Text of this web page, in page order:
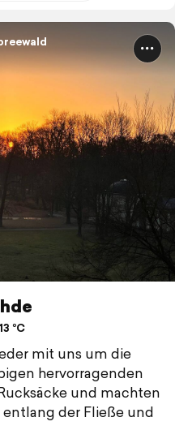
°C
mit uns um die
hervorragenden
und machten
der Fließe und